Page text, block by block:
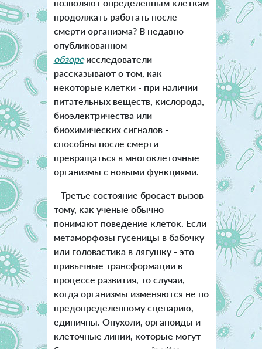
позволяют определенным клеткам
продолжать работать после
смерти организма?В недавно
опубликованном
обзореисследователи
рассказывают о том, как
некоторые клетки - при наличии
питательных веществ, кислорода,
биоэлектричества или
биохимических сигналов -
способны после смерти
превращаться в многоклеточные
организмы с новыми функциями.
Третье состояние бросает вызов
тому, как ученые обычно
понимают поведение клеток. Если
метаморфозы гусеницы в бабочку
или головастика в лягушку - это
привычные трансформации в
процессе развития, то случаи,
когда организмы изменяются не по
предопределенному сценарию,
единичны. Опухоли, органоиды и
клеточные линии, которые могут